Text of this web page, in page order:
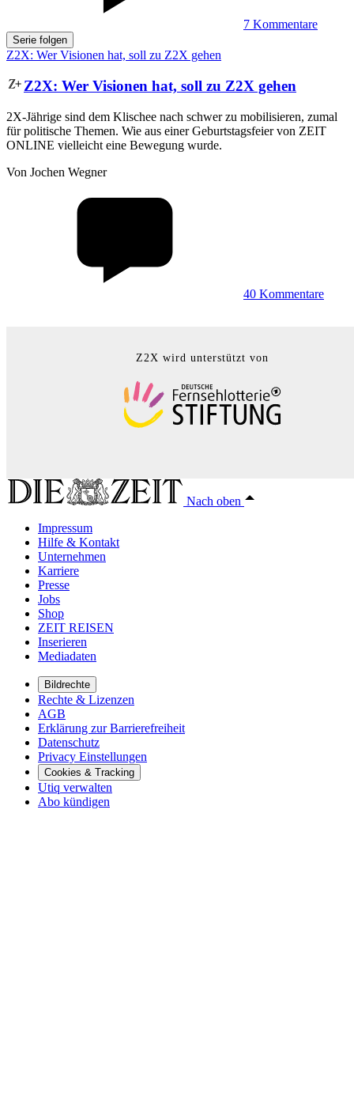
7 Kommentare
Serie folgen
Z2X: Wer Visionen hat, soll zu Z2X gehen
Z2X: Wer Visionen hat, soll zu Z2X gehen
2X-Jährige sind dem Klischee nach schwer zu mobilisieren, zumal
für politische Themen. Wie aus einer Geburtstagsfeier von ZEIT
ONLINE vielleicht eine Bewegung wurde.
Von Jochen Wegner
40 Kommentare
Z2X wird unterstützt von
Nach oben
Impressum
Hilfe & Kontakt
Unternehmen
Karriere
Presse
Jobs
Shop
ZEIT REISEN
Inserieren
Mediadaten
Bildrechte
Rechte & Lizenzen
AGB
Erklärung zur Barrierefreiheit
Datenschutz
Privacy Einstellungen
Cookies & Tracking
Utiq verwalten
Abo kündigen